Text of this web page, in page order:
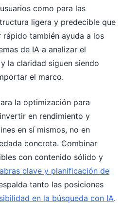
como para las
ligera y predecible que
rápido también ayuda a los
de IA a analizar el
la claridad siguen siendo
el marco.
la optimización para
en rendimiento y
en sí mismos, no en
concreta. Combinar
con contenido sólido y
clave y planificación de
tanto las posiciones
en la búsqueda con IA.